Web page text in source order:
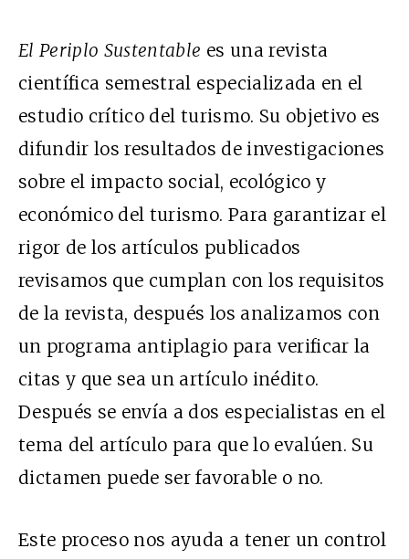
El Periplo Sustentable es una revista
científica semestral especializada en el
estudio crítico del turismo. Su objetivo es
difundir los resultados de investigaciones
sobre el impacto social, ecológico y
económico del turismo. Para garantizar el
rigor de los artículos publicados
revisamos que cumplan con los requisitos
de la revista, después los analizamos con
un programa antiplagio para verificar la
citas y que sea un artículo inédito.
Después se envía a dos especialistas en el
tema del artículo para que lo evalúen. Su
dictamen puede ser favorable o no.
Este proceso nos ayuda a tener un control